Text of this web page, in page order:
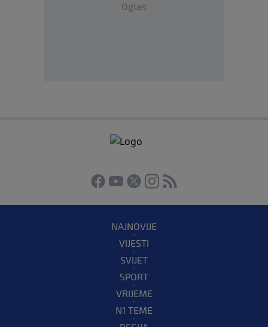
Oglas
NAJNOVIJE
VIJESTI
SVIJET
SPORT
VRIJEME
N1 TEME